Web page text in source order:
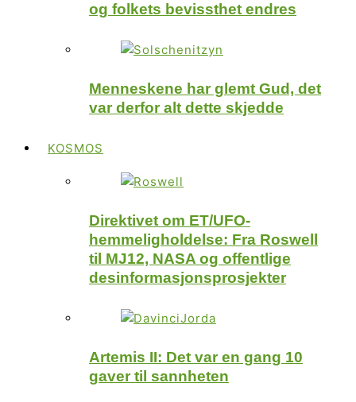
og folkets bevissthet endres
Menneskene har glemt Gud, det
var derfor alt dette skjedde
KOSMOS
Direktivet om ET/UFO-
hemmeligholdelse: Fra Roswell
til MJ12, NASA og offentlige
desinformasjonsprosjekter
Artemis II: Det var en gang 10
gaver til sannheten